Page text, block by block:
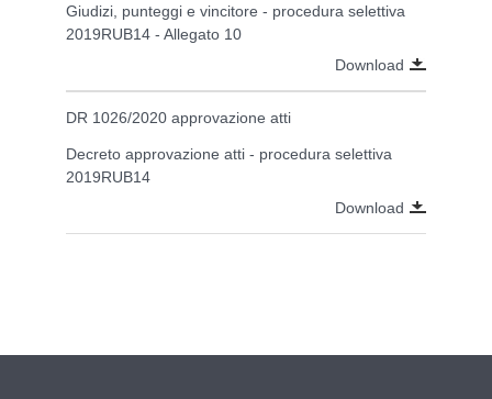
Giudizi, punteggi e vincitore - procedura selettiva
2019RUB14 - Allegato 10
Download
DR 1026/2020 approvazione atti
Decreto approvazione atti - procedura selettiva
2019RUB14
Download